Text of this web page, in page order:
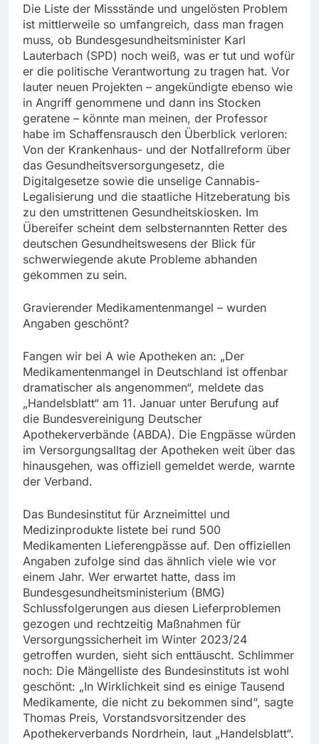
Die Liste der Missstände und ungelösten Problem
ist mittlerweile so umfangreich, dass man fragen
muss, ob Bundesgesundheitsminister Karl
Lauterbach (SPD) noch weiß, was er tut und wofür
er die politische Verantwortung zu tragen hat. Vor
lauter neuen Projekten – angekündigte ebenso wie
in Angriff genommene und dann ins Stocken
geratene – könnte man meinen, der Professor
habe im Schaffensrausch den Überblick verloren:
Von der Krankenhaus- und der Notfallreform über
das Gesundheitsversorgungesetz, die
Digitalgesetze sowie die unselige Cannabis-
Legalisierung und die staatliche Hitzeberatung bis
zu den umstrittenen Gesundheitskiosken. Im
Übereifer scheint dem selbsternannten Retter des
deutschen Gesundheitswesens der Blick für
schwerwiegende akute Probleme abhanden
gekommen zu sein.
Gravierender Medikamentenmangel – wurden
Angaben geschönt?
Fangen wir bei A wie Apotheken an: „Der
Medikamentenmangel in Deutschland ist offenbar
dramatischer als angenommen“, meldete das
„Handelsblatt“ am 11. Januar unter Berufung auf
die Bundesvereinigung Deutscher
Apothekerverbände (ABDA). Die Engpässe würden
im Versorgungsalltag der Apotheken weit über das
hinausgehen, was offiziell gemeldet werde, warnte
der Verband.
Das Bundesinstitut für Arzneimittel und
Medizinprodukte listete bei rund 500
Medikamenten Lieferengpässe auf. Den offiziellen
Angaben zufolge sind das ähnlich viele wie vor
einem Jahr. Wer erwartet hatte, dass im
Bundesgesundheitsministerium (BMG)
Schlussfolgerungen aus diesen Lieferproblemen
gezogen und rechtzeitig Maßnahmen für
Versorgungssicherheit im Winter 2023/24
getroffen wurden, sieht sich enttäuscht. Schlimmer
noch: Die Mängelliste des Bundesinstituts ist wohl
geschönt: „In Wirklichkeit sind es einige Tausend
Medikamente, die nicht zu bekommen sind“, sagte
Thomas Preis, Vorstandsvorsitzender des
Apothekerverbands Nordrhein, laut „Handelsblatt“.